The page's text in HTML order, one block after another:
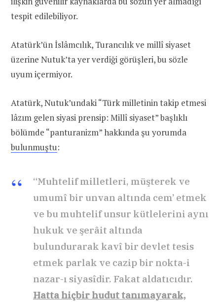
tespit edilebiliyor.
Atatürk’ün İslâmcılık, Turancılık ve millî siyaset
üzerine Nutuk’ta yer verdiği görüşleri, bu sözle
uyum içermiyor.
Atatürk, Nutuk’undaki “Türk milletinin takip etmesi
lâzım gelen siyasi prensip: Millî siyaset” başlıklı
bölümde “panturanizm” hakkında şu yorumda
bulunmuştu:
“Muhtelif milletleri, müşterek ve
umumî bir unvan altında cem’ etmek
ve bu muhtelif unsur kütlelerini aynı
hukuk ve şerâit altında
bulundurarak kavî bir devlet tesis
etmek parlak ve cazip bir nokta-i
nazar-ı siyasîdir. Fakat aldatıcıdır.
Hatta hiçbir hudut tanımayarak,